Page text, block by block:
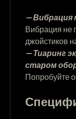
—
Вибрация не
джойстиков
— Тиаринг
старом
Попробуйте